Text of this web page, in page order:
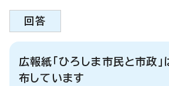
回答
広報紙「ひろしま市民と市政
布しています